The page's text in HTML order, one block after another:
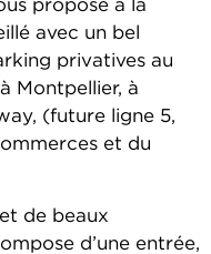
propose à la
avec un bel
privatives au
Montpellier, à
(future ligne 5,
et du
de beaux
d’une entrée,